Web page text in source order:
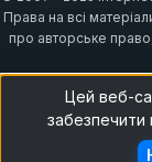
— він
Права на всі
про авторське
Цей веб-
забезпечити